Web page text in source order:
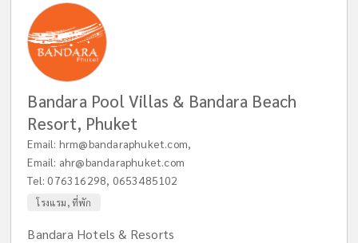
Bandara Pool Villas & Bandara Beach
Resort, Phuket
Email: hrm@bandaraphuket.com,
Email: ahr@bandaraphuket.com
Tel:076316298, 0653485102
โรงแรม, ที่พัก
Bandara Hotels & Resorts